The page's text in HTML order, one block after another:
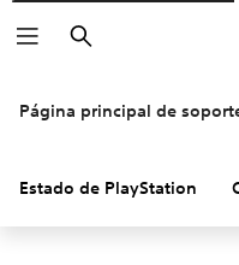
Buscar
Página principal de
Estado de PlayStation